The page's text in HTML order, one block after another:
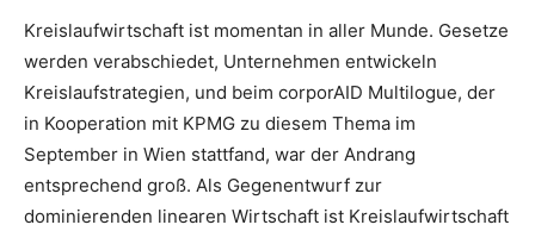
Kreislaufwirtschaft ist momentan in aller Munde. Gesetze
werden verabschiedet, Unternehmen entwickeln
Kreislaufstrategien, und beim corporAID Multilogue, der
in Kooperation mit KPMG zu diesem Thema im
September in Wien stattfand, war der Andrang
entsprechend groß. Als Gegenentwurf zur
dominierenden linearen Wirtschaft ist Kreislaufwirtschaft